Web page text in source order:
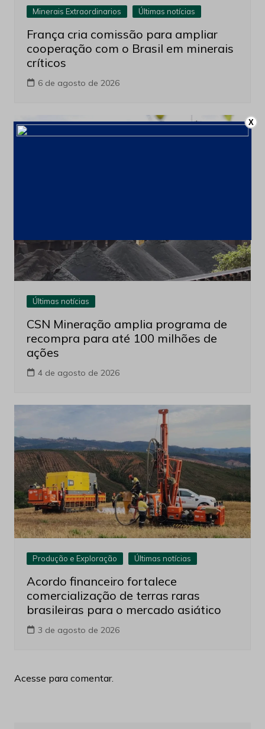
Minerais Extraordinarios Últimas notícias
França cria comissão para ampliar
cooperação com o Brasil em minerais
críticos
6 de agosto de 2026
Últimas notícias
CSN Mineração amplia programa de
recompra para até 100 milhões de
ações
4 de agosto de 2026
Produção e Exploração Últimas notícias
Acordo financeiro fortalece
comercialização de terras raras
brasileiras para o mercado asiático
3 de agosto de 2026
Acesse para comentar.
X